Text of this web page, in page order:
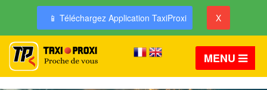
📱 Téléchargez Application TaxiProxi X
MENU